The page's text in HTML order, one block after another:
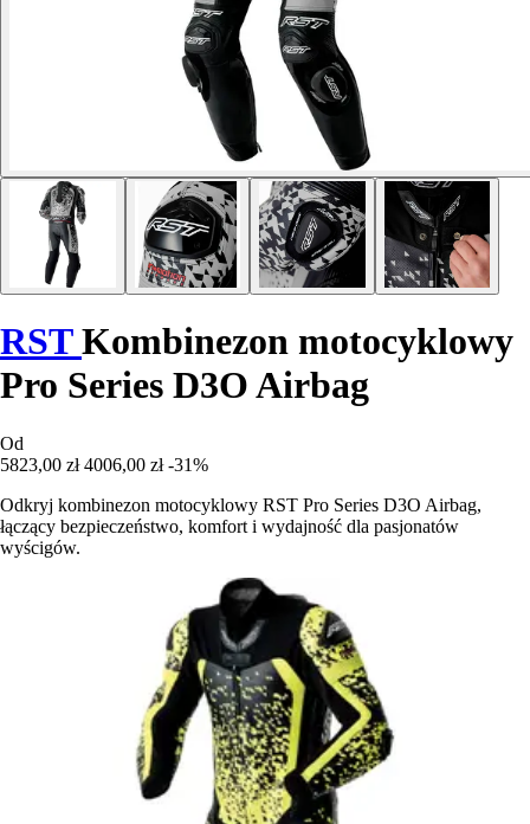
RSTKombinezon motocyklowy
Pro Series D3O Airbag
Od
5823,00 zł 4006,00 zł -31%
Odkryj kombinezon motocyklowy RST Pro Series D3O Airbag,
łączący bezpieczeństwo, komfort i wydajność dla pasjonatów
wyścigów.